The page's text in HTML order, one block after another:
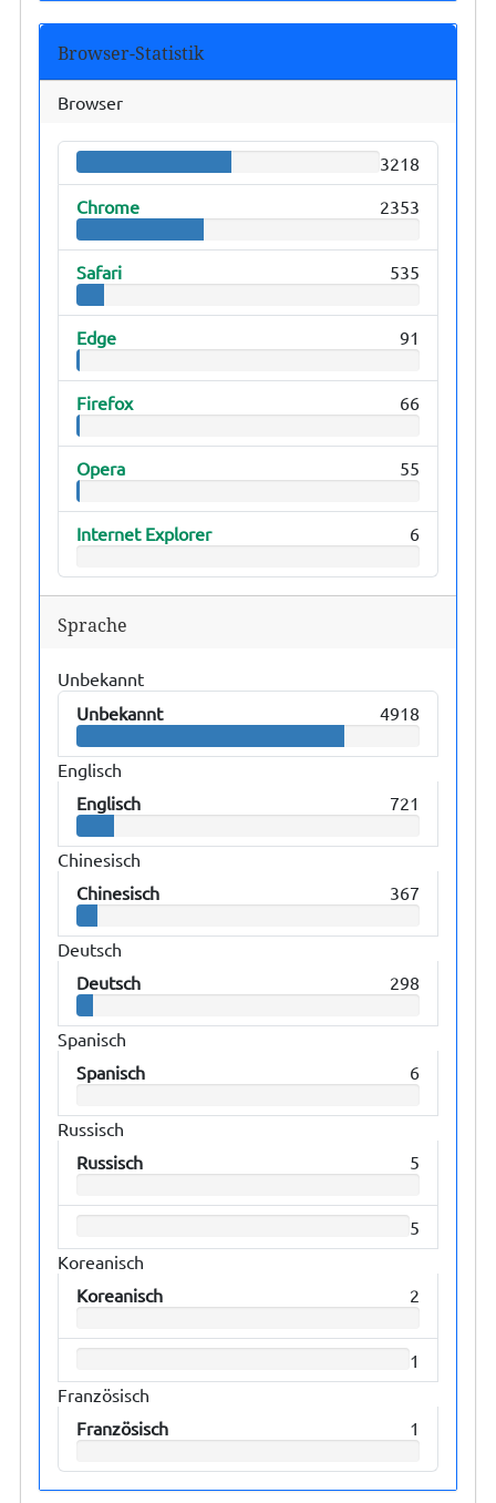
Browser-Statistik
Browser
3218
Chrome
2353
Safari 535
Edge 91
Firefox 66
Opera 55
Internet Explorer 6
Sprache
Unbekannt
Unbekannt
4918
Englisch
Englisch
721
Chinesisch
Chinesisch
367
Deutsch
Deutsch
298
Spanisch
Spanisch
6
Russisch
Russisch
5
5
Koreanisch
Koreanisch
2
1
Französisch
Französisch
1